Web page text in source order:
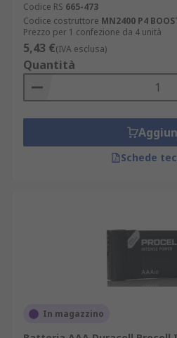
Codice RS 665-473
Codice costruttore MN2400 P4
Prezzo per 1 confezione da 4 unità
5,43 €(IVA esclusa)
Quantità
Schede
In magazzino